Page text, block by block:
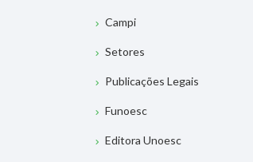
Campi
Setores
Publicações Legais
Funoesc
Editora Unoesc